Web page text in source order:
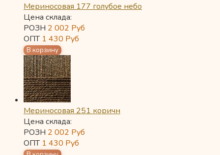
Мериносовая 177 голубое небо
Цена склада:
РОЗН 2 002 Руб
ОПТ 1 430 Руб
Мериносовая 251 коричн
Цена склада:
РОЗН 2 002 Руб
ОПТ 1 430 Руб